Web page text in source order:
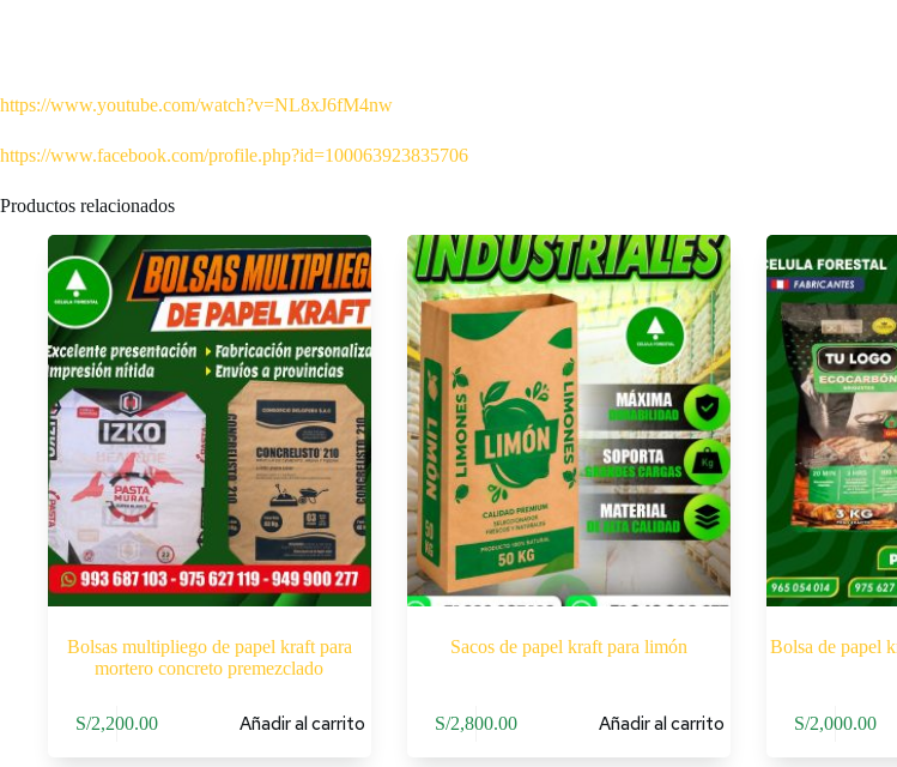
https://www.youtube.com/watch?v=NL8xJ6fM4nw
https://www.facebook.com/profile.php?id=100063923835706
Productos relacionados
Bolsas multipliego de papel kraft para
mortero concreto premezclado
S/2,200.00 Añadir al carrito
Sacos de papel kraft para limón
S/2,800.00 Añadir al carrito
Bolsa de papel
S/2,000.00